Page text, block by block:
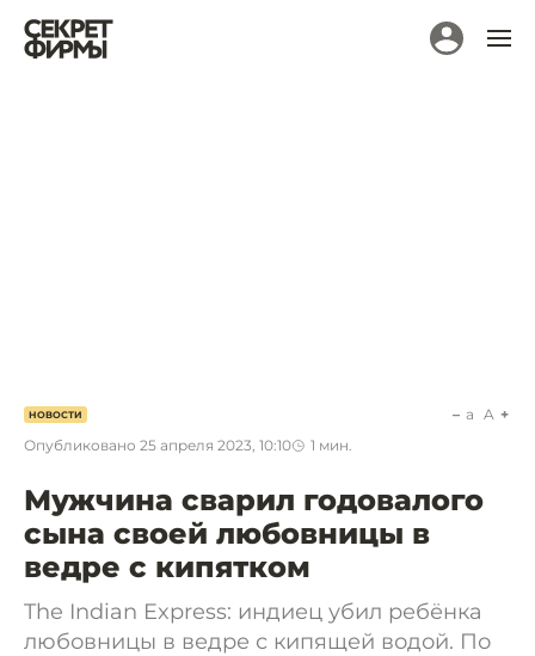
НОВОСТИ
Опубликовано 25 апреля 2023, 10:10 1 мин.
a A
Мужчина сварил годовалого
сына своей любовницы в
ведре с кипятком
The Indian Express: индиец убил ребёнка
любовницы в ведре с кипящей водой. По